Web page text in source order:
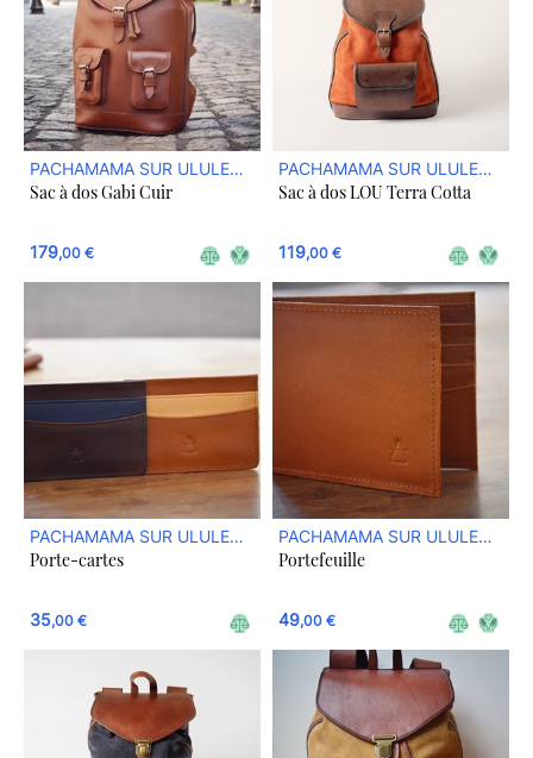
PACHAMAMA SUR ULULE
BOUTIQUE
Sac à dos Gabi Cuir
179,00 €
PACHAMAMA SUR ULULE
BOUTIQUE
Sac à dos LOU Terra Cotta
119,00 €
PACHAMAMA SUR ULULE
BOUTIQUE
Porte-cartes
35,00 €
PACHAMAMA SUR ULULE
BOUTIQUE
Portefeuille
49,00 €